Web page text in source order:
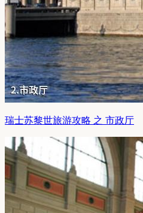
瑞士苏黎世旅游攻略 之 市政厅